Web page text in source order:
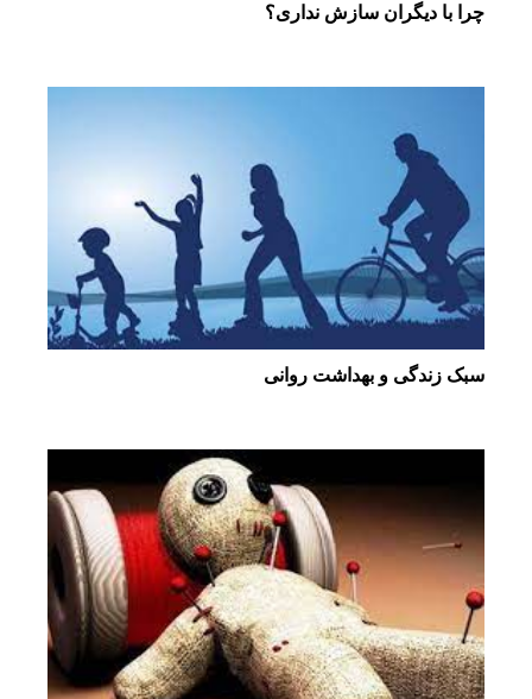
چرا با دیگران سازش نداری؟
سبک زندگی و بهداشت روانی